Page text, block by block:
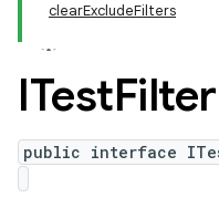
clearExcludeFilters
ITestFilter
public interface